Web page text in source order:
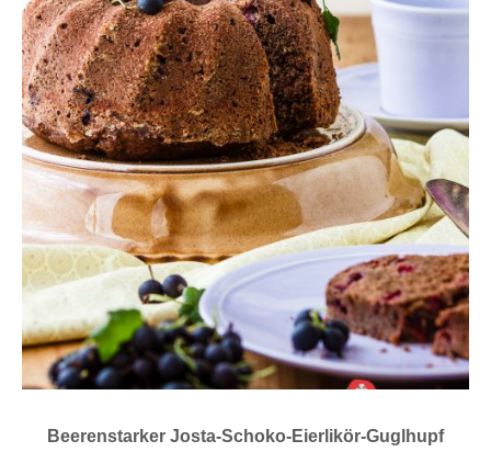
Beerenstarker Josta-Schoko-Eierlikör-Guglhupf